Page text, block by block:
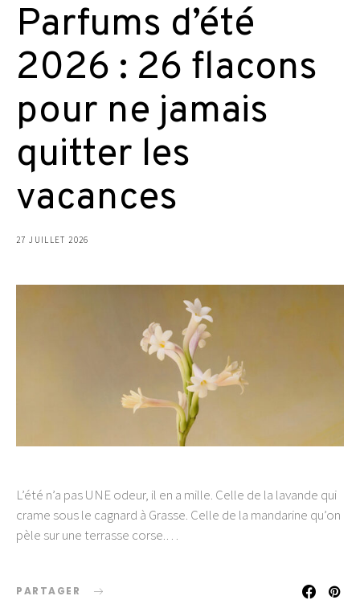
Parfums d’été
2026 : 26 flacons
pour ne jamais
quitter les
vacances
27 JUILLET 2026
L’été n’a pas UNE odeur, il en a mille. Celle de la lavande qui
crame sous le cagnard à Grasse. Celle de la mandarine qu’on
pèle sur une terrasse corse.…
PARTAGER